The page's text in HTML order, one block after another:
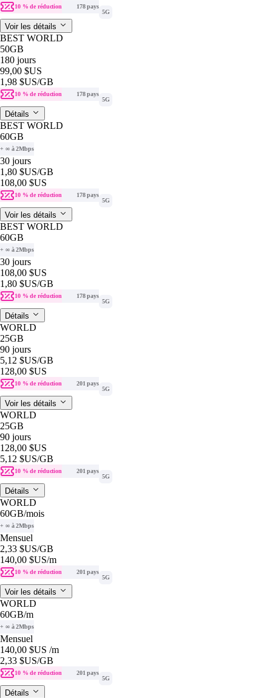
10 % de réduction
178 pays
5G
Voir les détails
BEST WORLD
50GB
180 jours
99,00 $US
1,98 $US/GB
10 % de réduction
178 pays
5G
Détails
BEST WORLD
60GB
+ ∞ à 2Mbps
30 jours
1,80 $US/GB
108,00 $US
10 % de réduction
178 pays
5G
Voir les détails
BEST WORLD
60GB
+ ∞ à 2Mbps
30 jours
108,00 $US
1,80 $US/GB
10 % de réduction
178 pays
5G
Détails
WORLD
25GB
90 jours
5,12 $US/GB
128,00 $US
10 % de réduction
201 pays
5G
Voir les détails
WORLD
25GB
90 jours
128,00 $US
5,12 $US/GB
10 % de réduction
201 pays
5G
Détails
WORLD
60GB/mois
+ ∞ à 2Mbps
Mensuel
2,33 $US/GB
140,00 $US/m
10 % de réduction
201 pays
5G
Voir les détails
WORLD
60GB/m
+ ∞ à 2Mbps
Mensuel
140,00 $US /m
2,33 $US/GB
10 % de réduction
201 pays
5G
Détails